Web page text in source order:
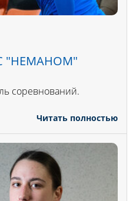
"НЕМАНОМ"
соревнований.
Читать полностью